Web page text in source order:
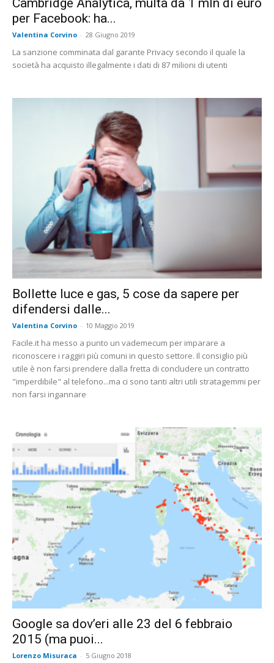
per Facebook: ha...
Valentina Corvino - 28 Giugno 2019
La sanzione comminata dal garante Privacy secondo il quale la
società ha acquisto illegalmente i dati di 87 milioni di utenti
Bollette luce e gas, 5 cose da sapere per
difendersi dalle...
Valentina Corvino - 10 Maggio 2019
Facile.it ha messo a punto un vademecum per imparare a
riconoscere i raggiri più comuni in questo settore. Il consiglio più
utile è non farsi prendere dalla fretta di concludere un contratto
"imperdibile" al telefono...ma ci sono tanti altri utili stratagemmi per
non farsi ingannare
Google sa dov’eri alle 23 del 6 febbraio
2015 (ma puoi...
Lorenzo Misuraca - 5 Giugno 2018